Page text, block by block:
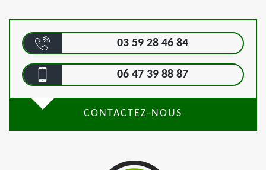
03 59 28 46 84
06 47 39 88 87
CONTACTEZ-NOUS